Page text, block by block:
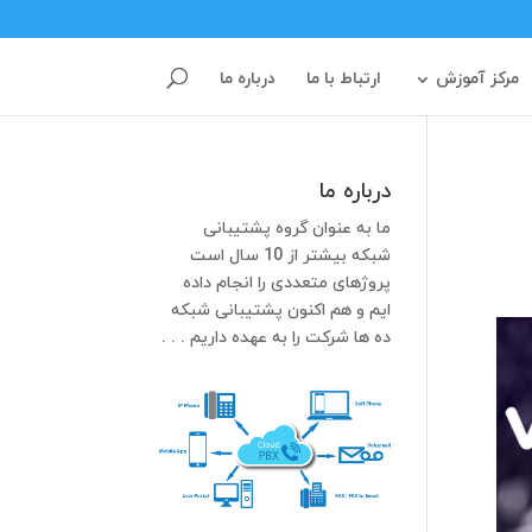
مرکز آموزش ارتباط با ما درباره ما
درباره ما
ما به عنوان گروه پشتیبانی
شبکه بیشتر از 10 سال است
پروژهای متعددی را انجام داده
ایم و هم اکنون پشتیبانی شبکه
ده ها شرکت را به عهده داریم . . .